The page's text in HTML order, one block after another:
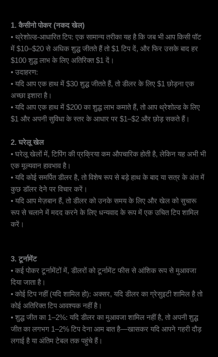
1. कैसीनो पोकर (नकद खेल)
• थ्रेशोल्ड-आधारित टिप: एक सामान्य तरीका यह है कि जब भी आप किसी पॉट
में $10–$20 से अधिक शुद्ध जीतते हैं तो $1 टिप दें, और फिर उसके बाद हर
$100 शुद्ध लाभ के लिए अतिरिक्त $1 दें।
• उदाहरण:
• यदि आप एक हाथ में $30 शुद्ध जीतते हैं, तो डीलर के लिए $1 छोड़ना एक
अच्छा इशारा है।
• यदि आप एक हाथ में $200 का शुद्ध लाभ कमाते हैं, तो आप थ्रेशोल्ड के लिए
$1 और अपनी सुविधा के स्तर के आधार पर $1–$2 और छोड़ सकते हैं।
2. घरेलू खेल
• घरेलू खेलों में, टिपिंग की प्रक्रिया कम औपचारिक होती है, लेकिन यह अभी भी
एक मूल्यवान हावभाव है।
• यदि कोई समर्पित डीलर है, तो विशेष रूप से बड़े हाथ के बाद या सत्र के अंत में
कुछ डॉलर देने पर विचार करें।
• यदि आप मेज़बान हैं, तो डीलर को उनके समय के लिए और खेल को सुचारू
रूप से चलाने में मदद करने के लिए धन्यवाद के रूप में एक उचित टिप शामिल
करें।
3. टूर्नामेंट
• कई पोकर टूर्नामेंटों में, डीलरों को टूर्नामेंट फीस से आंशिक रूप से मुआवजा
दिया जाता है।
• कोई टिप नहीं (यदि शामिल हो): अक्सर, यदि डीलर का ग्रेसुइटी शामिल है तो
कोई अतिरिक्त टिप आवश्यक नहीं है।
• शुद्ध जीत का 1–2%: यदि डीलर का मुआवजा शामिल नहीं है, तो अपनी शुद्ध
जीत का लगभग 1–2% टिप देना आम बात है—खासकर यदि आपने गहरी दौड़
लगाई है या अंतिम टेबल तक पहुंचे हैं।